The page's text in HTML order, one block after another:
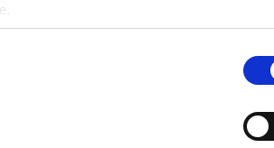
og funktionelle cookies er der
vi bl.a. til at måle trafik, omsætning,
som vi bruger til at målrette vores
henblik på annonceindhold, som giver